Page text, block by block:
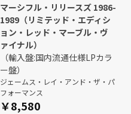
マーシフル・リリースズ 1986-
1989（リミテッド・エディシ
ョン・レッド・マーブル・ヴ
ァイナル）
（輸入盤:国内流通仕様LPカラ
ー盤）
ジェームス・レイ・アンド・ザ・パ
フォーマンス
￥8,580